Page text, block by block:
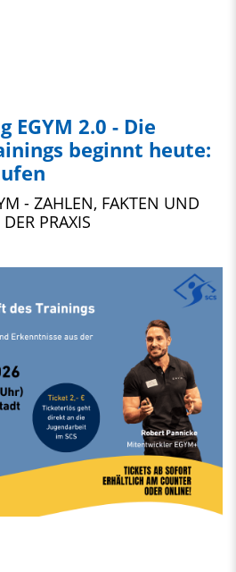
2.0 - Die
beginnt heute:
- ZAHLEN, FAKTEN UND
PRAXIS